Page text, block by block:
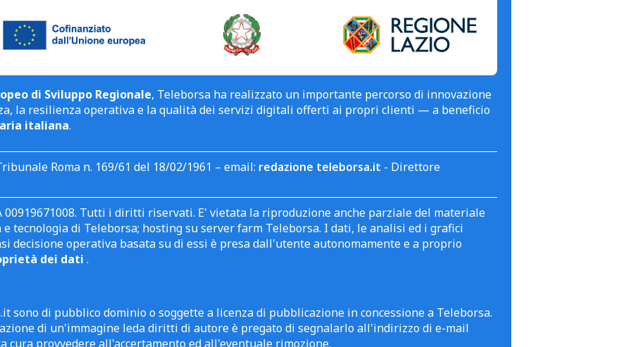
di Sviluppo Regionale, Teleborsa ha realizzato un importante percorso di innovazione
la resilienza operativa e la qualità dei servizi digitali offerti ai propri clienti — a beneficio
italiana.
Roma n. 169/61 del 18/02/1961 – email: redazione teleborsa.it - Direttore
00919671008. Tutti i diritti riservati. E' vietata la riproduzione anche parziale del materiale
tecnologia di Teleborsa; hosting su server farm Teleborsa. I dati, le analisi ed i grafici
decisione operativa basata su di essi è presa dall'utente autonomamente e a proprio
dei dati .
sono di pubblico dominio o soggette a licenza di pubblicazione in concessione a Teleborsa.
di un'immagine leda diritti di autore è pregato di segnalarlo all'indirizzo di e-mail
cura provvedere all'accertamento ed all'eventuale rimozione.